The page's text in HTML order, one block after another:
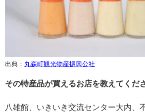
出典： 丸森町観光物産振興公社
その特産品が買えるお店を教えてくだ
八雄館、いきいき交流センター大内、